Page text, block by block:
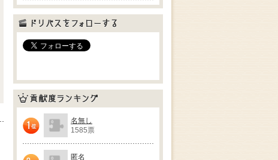
ドリパスをフォローする
貢献度ランキング名無し
1585票
匿名